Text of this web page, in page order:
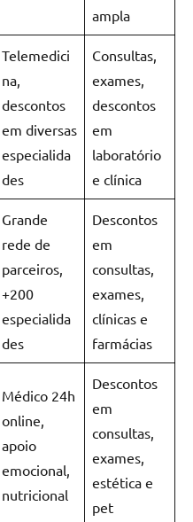
ampla
Telemedici
na,
descontos
em diversas
especialida
des
Consultas,
exames,
descontos
em
laboratório
e clínica
Grande
rede de
parceiros,
+200
especialida
des
Descontos
em
consultas,
exames,
clínicas e
farmácias
Médico 24h
online,
apoio
emocional,
nutricional
Descontos
em
consultas,
exames,
estética e
pet